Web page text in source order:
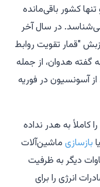
کشور باقی‌مانده
در سال آخر
"قمار تقویت روابط
گفته هدوان، از جمله
از آسونسیون در فوریه
کاملاً به هدر نداده
بازسازی ماشین‌آلات
فناوری جدید، می‌تواند ۴۰۰۰ مگاوات دیگر به ظرفیت
انرژی را برای